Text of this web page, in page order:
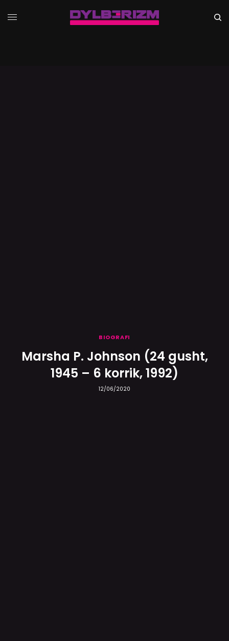
BIOGRAFI
Marsha P. Johnson (24 gusht,
1945 – 6 korrik, 1992)
12/06/2020